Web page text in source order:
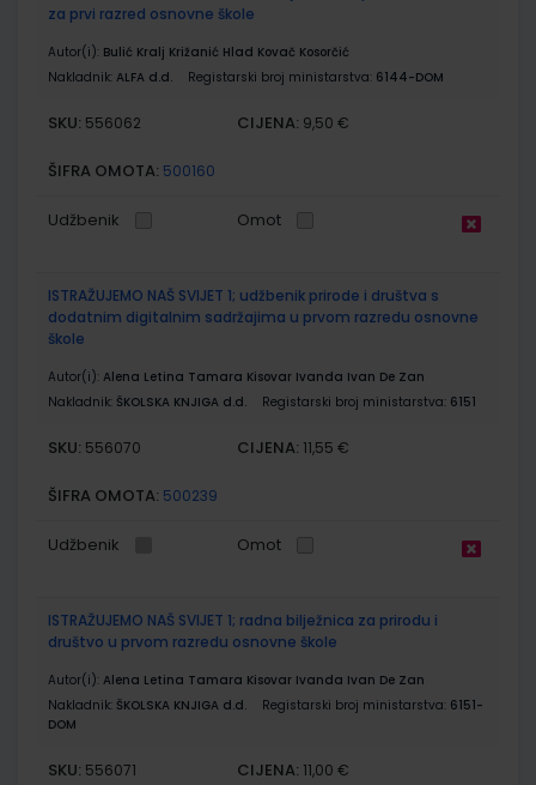
za prvi razred osnovne škole
Autor(i): Bulić Kralj Križanić Hlad Kovač Kosorčić
Nakladnik: ALFA d.d. Registarski broj ministarstva: 6144-DOM
SKU: 556062 CIJENA: 9,50 €
ŠIFRA OMOTA: 500160
Udžbenik Omot
ISTRAŽUJEMO NAŠ SVIJET 1; udžbenik prirode i društva s
dodatnim digitalnim sadržajima u prvom razredu osnovne
škole
Autor(i): Alena Letina Tamara Kisovar Ivanda Ivan De Zan
Nakladnik: ŠKOLSKA KNJIGA d.d. Registarski broj ministarstva: 6151
SKU: 556070 CIJENA: 11,55 €
ŠIFRA OMOTA: 500239
Udžbenik Omot
ISTRAŽUJEMO NAŠ SVIJET 1; radna bilježnica za prirodu i
društvo u prvom razredu osnovne škole
Autor(i): Alena Letina Tamara Kisovar Ivanda Ivan De Zan
Nakladnik: ŠKOLSKA KNJIGA d.d. Registarski broj ministarstva: 6151-
DOM
SKU: 556071 CIJENA: 11,00 €